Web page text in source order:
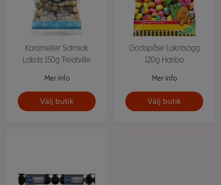
Karameller Salmiak
Lakrits 150g Treatville
Mer info
Välj butik
Godispåse Lakritsägg
120g Haribo
Mer info
Välj butik